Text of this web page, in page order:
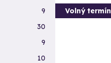
Volný
9
30
9
10